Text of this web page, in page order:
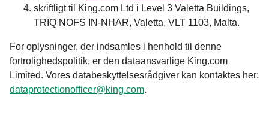
skriftligt til King.com Ltd i Level 3 Valetta Buildings,
TRIQ NOFS IN-NHAR, Valetta, VLT 1103, Malta.
For oplysninger, der indsamles i henhold til denne
fortrolighedspolitik, er den dataansvarlige King.com
Limited. Vores databeskyttelsesrådgiver kan kontaktes her:
dataprotectionofficer@king.com.